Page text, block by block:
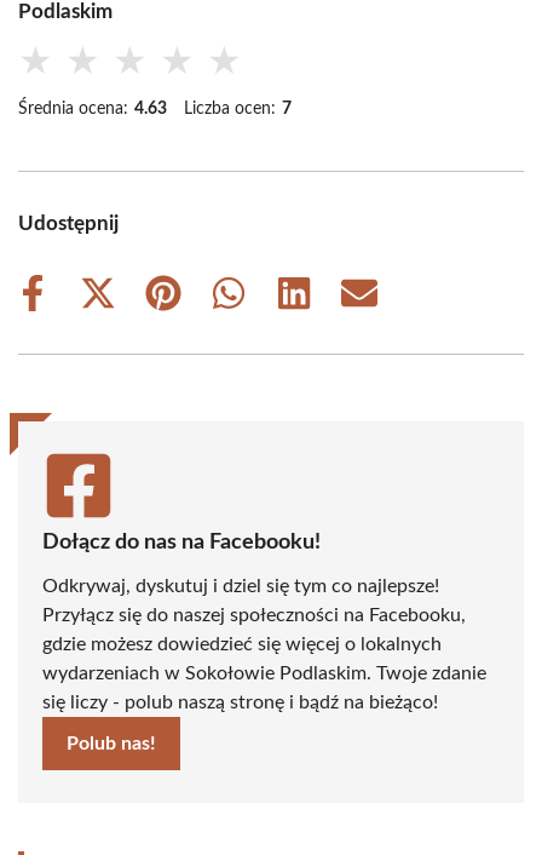
Podlaskim
★ ★ ★ ★ ★
Średnia ocena: 4.63 Liczba ocen: 7
Udostępnij
Share
Share
(Twitter)
Share
Share
Share
Share
Dołącz do nas na Facebooku!
Odkrywaj, dyskutuj i dziel się tym co najlepsze!
Przyłącz się do naszej społeczności na Facebooku,
gdzie możesz dowiedzieć się więcej o lokalnych
wydarzeniach w Sokołowie Podlaskim. Twoje zdanie
się liczy - polub naszą stronę i bądź na bieżąco!
Polub nas!